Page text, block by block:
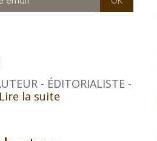
- ÉDITORIALISTE -
Lire la suite